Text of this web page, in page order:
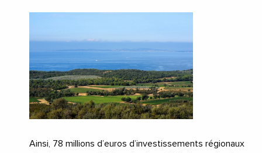
Ainsi, 78 millions d’euros d’investissements régionaux